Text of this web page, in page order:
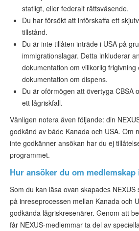
statligt, eller federalt rättsväsende.
Du har försökt att införskaffa ett
tillstånd.
Du är inte tillåten inträde i USA på
immigrationslagar. Detta inkluderar
dokumentation om villkorlig frigivning
dokumentation om dispens.
Du är oförmögen att övertyga CBSA
ett lågriskfall.
Vänligen notera även följande: din
godkänd av både Kanada och USA. Om
inte godkänner ansökan har du ej
programmet.
Hur ansöker du om medlemskap
Som du kan läsa ovan skapades
på inreseprocessen mellan Kanada och
godkända lågriskresenärer. Genom att
får NEXUS-medlemmar ta del av